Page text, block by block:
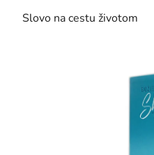
Slovo na cestu životom